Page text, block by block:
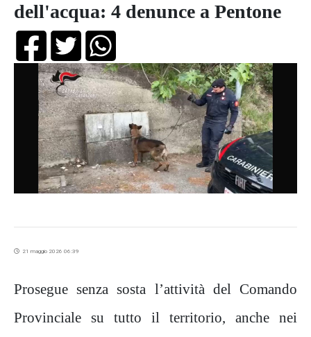
dell'acqua: 4 denunce a Pentone
21 maggio 2026 06:39
Prosegue senza sosta l’attività del Comando
Provinciale su tutto il territorio, anche nei